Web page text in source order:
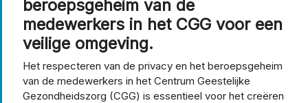
beroepsgeheim van de
medewerkers in het CGG voor een
veilige omgeving.
Het respecteren van de privacy en het beroepsgeheim
van de medewerkers in het Centrum Geestelijke
Gezondheidszorg (CGG) is essentieel voor het creëren